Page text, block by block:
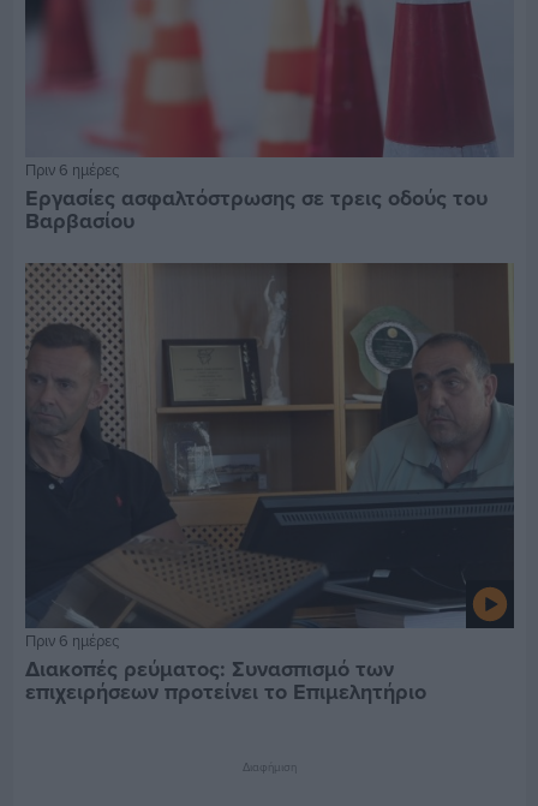
Πριν 6 ημέρες
Εργασίες ασφαλτόστρωσης σε τρεις οδούς του
Βαρβασίου
Πριν 6 ημέρες
Διακοπές ρεύματος: Συνασπισμό των
επιχειρήσεων προτείνει το Επιμελητήριο
Διαφήμιση